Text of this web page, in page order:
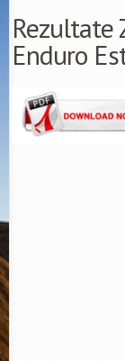
Rezultate
Enduro